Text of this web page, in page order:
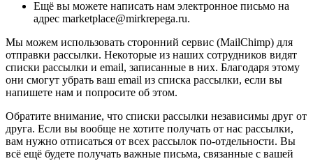
Ещё вы можете написать нам электронное письмо на
адрес marketplace@mirkrepega.ru.
Мы можем использовать сторонний сервис (MailChimp) для
отправки рассылки. Некоторые из наших сотрудников видят
списки рассылки и email, записанные в них. Благодаря этому
они смогут убрать ваш email из списка рассылки, если вы
напишете нам и попросите об этом.
Обратите внимание, что списки рассылки независимы друг от
друга. Если вы вообще не хотите получать от нас рассылки,
вам нужно отписаться от всех рассылок по-отдельности. Вы
всё ещё будете получать важные письма, связанные с вашей